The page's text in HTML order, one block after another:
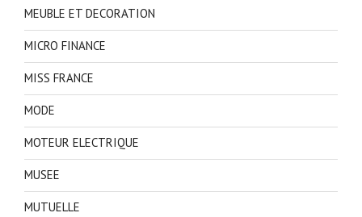
MEUBLE ET DECORATION
MICRO FINANCE
MISS FRANCE
MODE
MOTEUR ELECTRIQUE
MUSEE
MUTUELLE